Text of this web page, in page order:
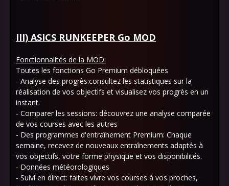
III) ASICS RUNKEEPER Go MOD
Fonctionnalités de la MOD:
Toutes les fonctions Go Premium débloquées
- Analyse des progrès:consultez les statistiques sur la
réalisation de vos objectifs et visualisez vos progrès en un
instant.
- Comparer les sessions: découvrez une analyse comparée
de vos courses avec les autres
- Des programmes d'entraînement Premium: Chaque
semaine, recevez de nouveaux entraînements adaptés à
vos objectifs, votre forme physique et vos disponibilités.
- Données météorologiques
- Suivi en direct: faites vivre vos courses à vos proches,